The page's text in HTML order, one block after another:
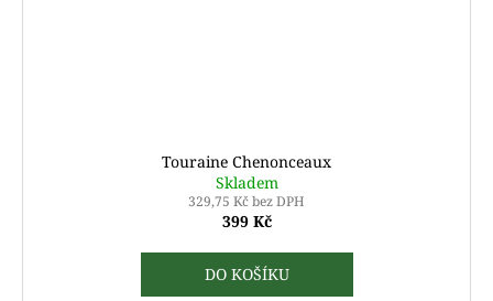
Touraine Chenonceaux
Skladem
329,75 Kč bez DPH
399 Kč
DO KOŠÍKU